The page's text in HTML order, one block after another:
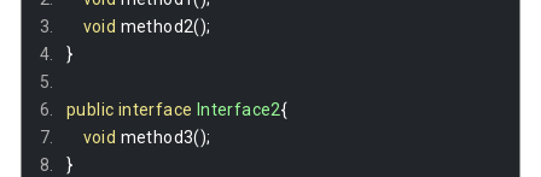
void method2();
}
public interface Interface2{
void method3();
}